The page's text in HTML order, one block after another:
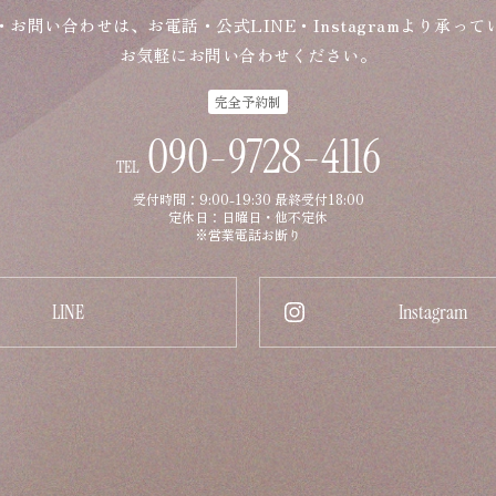
お問い合わせは、お電話・公式LINE・Instagramより承って
お気軽にお問い合わせください。
完全予約制
TEL090-9728-4116
受付時間：9:00-19:30 最終受付18:00
定休日：日曜日・他不定休
※営業電話お断り
LINE Instagram